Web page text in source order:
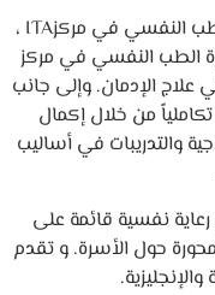
تولّت مناصب قيادية، منها رئيسة قسم الطب النفسي في مركزITA ،
الطب النفسي في مركز
الإدمان. وإلى جانب
من خلال إكمال
والتدريبات في أساليب
رعاية نفسية قائمة على
حول الأسرة. و تقدم